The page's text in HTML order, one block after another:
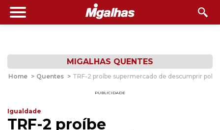
MIGALHAS QUENTES
Home > Quentes > TRF-2 proíbe supermercado de descumprir
PUBLICIDADE
Igualdade
TRF-2 proíbe